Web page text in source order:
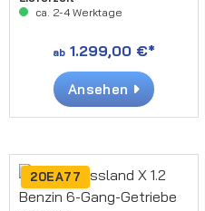
ca. 2-4 Werktage
ab 1.299,00 €*
Ansehen
20EA77